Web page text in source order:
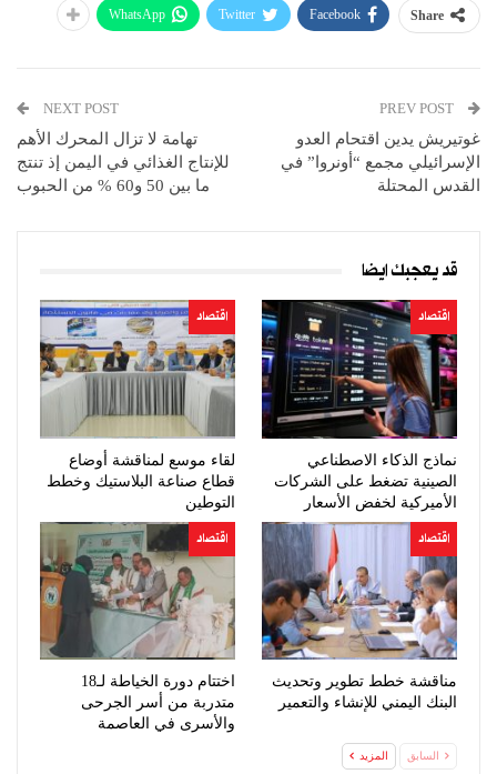
Share
Facebook
Twitter
WhatsApp
غوتيريش يدين اقتحام العدو
الإسرائيلي مجمع “أونروا” في
القدس المحتلة
NEXT POST
تهامة لا تزال المحرك الأهم
للإنتاج الغذائي في اليمن إذ تنتج
ما بين 50 و60 % من الحبوب
قد يعجبك ايضا
اقتصاد
نماذج الذكاء الاصطناعي
الصينية تضغط على الشركات
الأميركية لخفض الأسعار
اقتصاد
لقاء موسع لمناقشة أوضاع
قطاع صناعة البلاستيك وخطط
التوطين
اقتصاد
مناقشة خطط تطوير وتحديث
البنك اليمني للإنشاء والتعمير
اقتصاد
اختتام دورة الخياطة لـ18
متدربة من أسر الجرحى
والأسرى في العاصمة
السابق المزيد